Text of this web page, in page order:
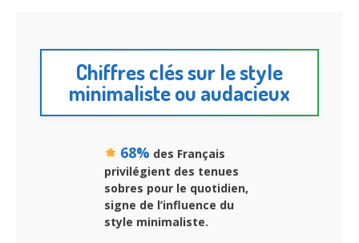
Chiffres clés sur le style
minimaliste ou audacieux
68% des Français
privilégient des tenues
sobres pour le quotidien,
signe de l’influence du
style minimaliste.